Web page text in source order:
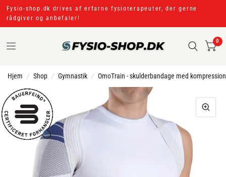
Fysio-shop.dk drives af erfarne fysioterapeuter, der gerne
rådgiver og anbefaler!
0
Hjem / Shop / Gymnastik / OmoTrain - skulderbandage med kompression